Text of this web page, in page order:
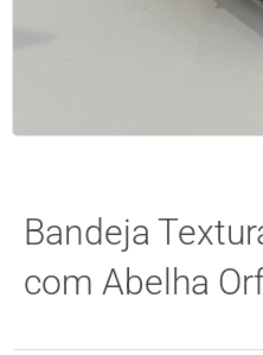
Bandeja
com Abelha